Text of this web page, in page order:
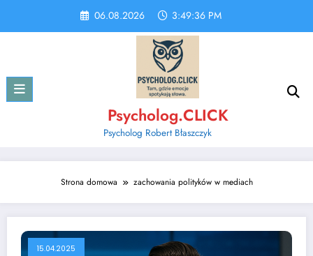
content
06.08.2026 3:49:37 PM
Psycholog.CLICK
Psycholog Robert Błaszczyk
Strona domowa zachowania polityków w mediach
15.04.2025